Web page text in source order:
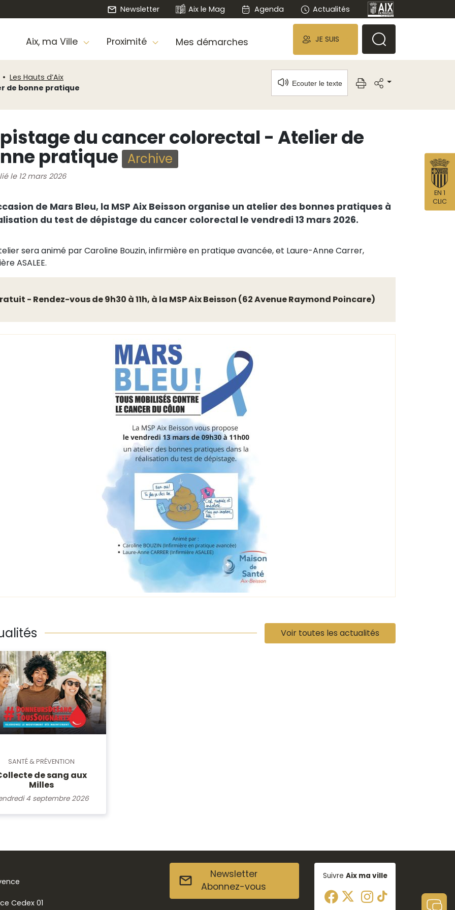
Newsletter Aix le Mag Agenda Actualités
Aix, ma Ville Proximité Mes démarches JE SUIS
Les Hauts d’Aix
de bonne pratique
Ecouter le texte
du cancer colorectal - Atelier de
pratique Archive
le 12 mars 2026
de Mars Bleu, la MSP Aix Beisson organise un atelier des bonnes pratiques à
du test de dépistage du cancer colorectal le vendredi 13 mars 2026.
sera animé par Caroline Bouzin, infirmière en pratique avancée, et Laure-Anne Carrer,
ASALEE.
- Rendez-vous de 9h30 à 11h, à la MSP Aix Beisson (62 Avenue Raymond Poincare)
Voir toutes les actualités
SANTÉ & PRÉVENTION
de sang aux
Milles
4 septembre 2026
Cedex 01
Newsletter
Abonnez-vous
Suivre Aix ma ville
EN 1
CLIC